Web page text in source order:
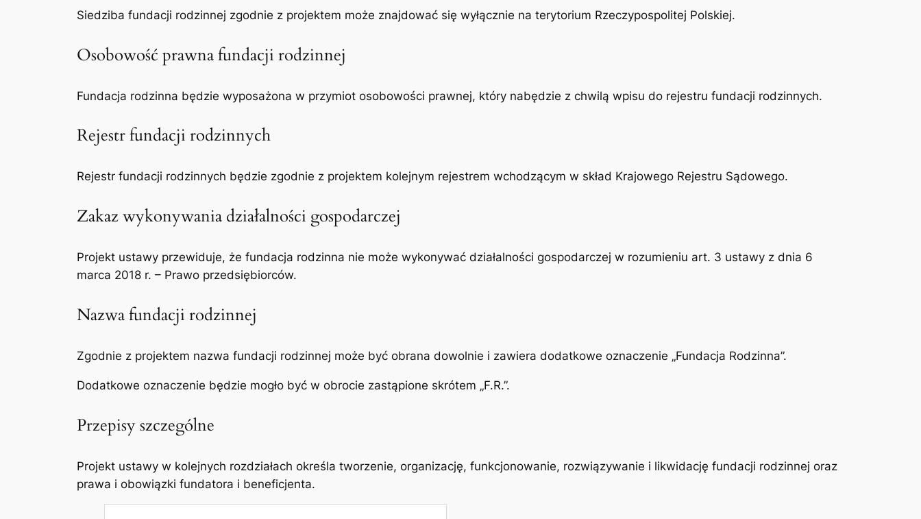
Siedziba fundacji rodzinnej zgodnie z projektem może znajdować się wyłącznie na terytorium Rzeczypospolitej Polskiej.
Osobowość prawna fundacji rodzinnej
Fundacja rodzinna będzie wyposażona w przymiot osobowości prawnej, który nabędzie z chwilą wpisu do rejestru fundacji rodzinnych.
Rejestr fundacji rodzinnych
Rejestr fundacji rodzinnych będzie zgodnie z projektem kolejnym rejestrem wchodzącym w skład Krajowego Rejestru Sądowego.
Zakaz wykonywania działalności gospodarczej
Projekt ustawy przewiduje, że fundacja rodzinna nie może wykonywać działalności gospodarczej w rozumieniu art. 3 ustawy z dnia 6
marca 2018 r. – Prawo przedsiębiorców.
Nazwa fundacji rodzinnej
Zgodnie z projektem nazwa fundacji rodzinnej może być obrana dowolnie i zawiera dodatkowe oznaczenie „Fundacja Rodzinna”.
Dodatkowe oznaczenie będzie mogło być w obrocie zastąpione skrótem „F.R.”.
Przepisy szczególne
Projekt ustawy w kolejnych rozdziałach określa tworzenie, organizację, funkcjonowanie, rozwiązywanie i likwidację fundacji rodzinnej oraz
prawa i obowiązki fundatora i beneficjenta.